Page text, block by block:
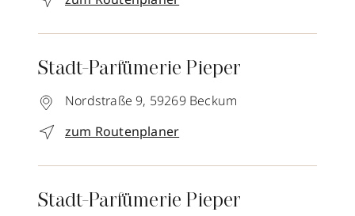
Stadt-Parfümerie Pieper
Nordstraße 9, 59269 Beckum
zum Routenplaner
Stadt-Parfümerie Pieper